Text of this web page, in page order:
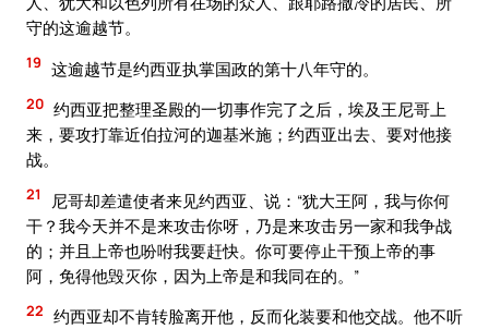
守的这逾越节。
19 这逾越节是约西亚执掌国政的第十八年守的。
20 约西亚把整理圣殿的一切事作完了之后，埃及王尼哥上
来，要攻打靠近伯拉河的迦基米施；约西亚出去、要对他接
战。
21
尼哥却差遣使者来见约西亚、说：“犹大王阿，我与你何
干？我今天并不是来攻击你呀，乃是来攻击另一家和我争战
的；并且上帝也吩咐我要赶快。你可要停止干预上帝的事
阿，免得他毁灭你，因为上帝是和我同在的。”
22 约西亚却不肯转脸离开他，反而化装要和他交战。他不听